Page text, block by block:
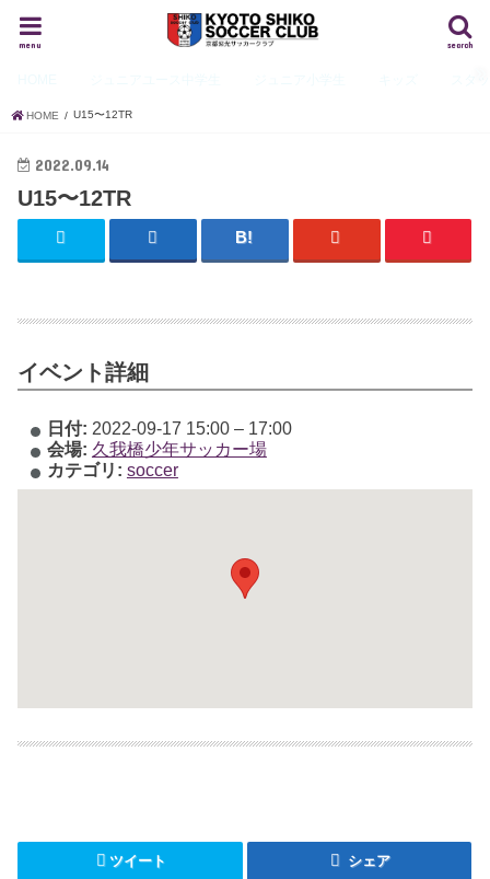
search
menu
HOME U15〜12TR
2022.09.14
U15〜12TR
イベント詳細
日付: 2022-09-17 15:00– 17:00
会場: 久我橋少年サッカー場
カテゴリ: soccer
ツイート シェア